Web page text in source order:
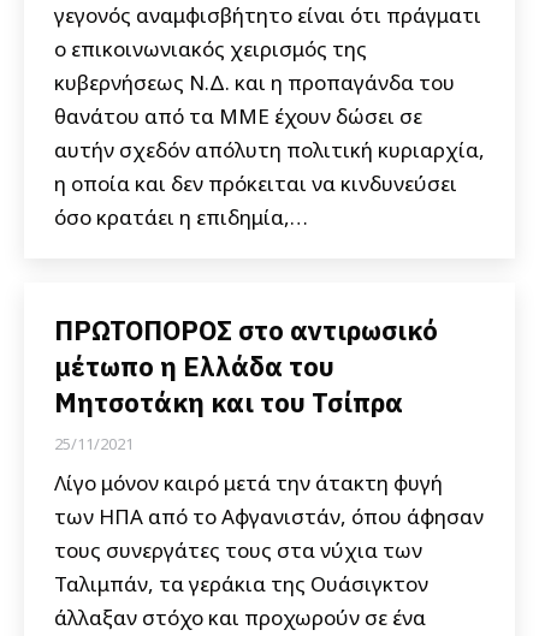
γεγονός αναμφισβήτητο είναι ότι πράγματι
ο επικοινωνιακός χειρισμός της
κυβερνήσεως Ν.Δ. και η προπαγάνδα του
θανάτου από τα ΜΜΕ έχουν δώσει σε
αυτήν σχεδόν απόλυτη πολιτική κυριαρχία,
η οποία και δεν πρόκειται να κινδυνεύσει
όσο κρατάει η επιδημία,…
ΠΡΩΤΟΠΟΡΟΣ στο αντιρωσικό
μέτωπο η Ελλάδα του
Μητσοτάκη και του Τσίπρα
25/11/2021
Λίγο μόνον καιρό μετά την άτακτη φυγή
των ΗΠΑ από το Αφγανιστάν, όπου άφησαν
τους συνεργάτες τους στα νύχια των
Ταλιμπάν, τα γεράκια της Ουάσιγκτον
άλλαξαν στόχο και προχωρούν σε ένα